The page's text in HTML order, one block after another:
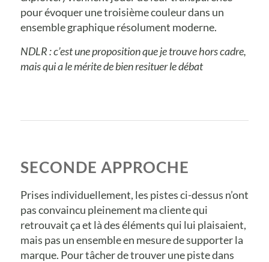
pour évoquer une troisième couleur dans un
ensemble graphique résolument moderne.
NDLR : c’est une proposition que je trouve hors cadre,
mais qui a le mérite de bien resituer le débat
SECONDE APPROCHE
Prises individuellement, les pistes ci-dessus n’ont
pas convaincu pleinement ma cliente qui
retrouvait ça et là des éléments qui lui plaisaient,
mais pas un ensemble en mesure de supporter la
marque. Pour tâcher de trouver une piste dans